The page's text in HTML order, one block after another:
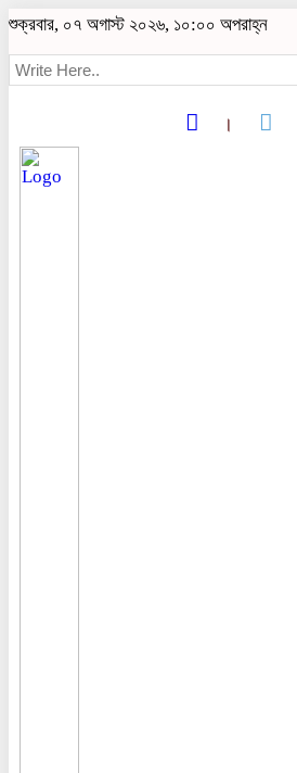
শুক্রবার, ০৭ অগাস্ট ২০২৬, ১০:০০ অপরাহ্ন